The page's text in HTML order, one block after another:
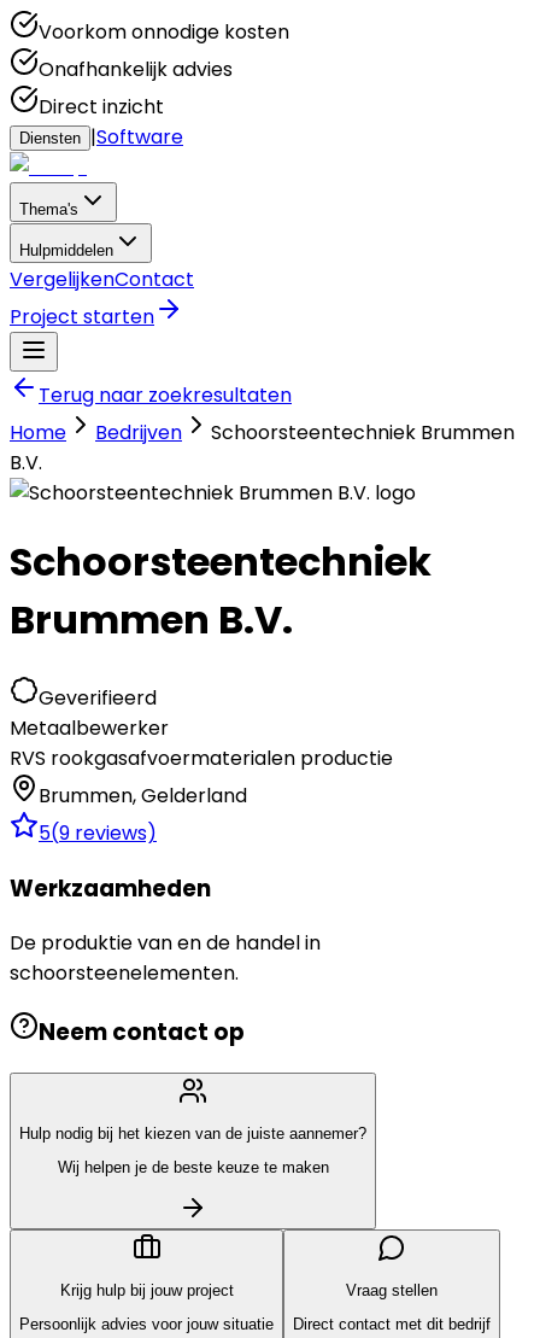
Voorkom onnodige kosten
Onafhankelijk advies
Direct inzicht
Diensten |Software
Thema's
Hulpmiddelen
VergelijkenContact
Project starten
Terug naar zoekresultaten
Home
Bedrijven
Schoorsteentechniek Brummen
B.V.
Schoorsteentechniek
Brummen B.V.
Geverifieerd
Metaalbewerker
RVS rookgasafvoermaterialen productie
Brummen,Gelderland
5(9 reviews)
Werkzaamheden
De produktie van en de handel in
schoorsteenelementen.
Neem contact op
Hulp nodig bij het kiezen van de juiste aannemer?
Wij helpen je de beste keuze te maken
Krijg hulp bij jouw project
Persoonlijk advies voor jouw situatie
Vraag stellen
Direct contact met dit bedrijf